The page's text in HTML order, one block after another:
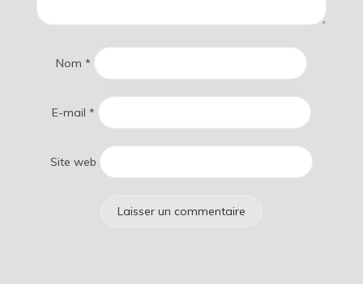
Nom *
E-mail *
Site web